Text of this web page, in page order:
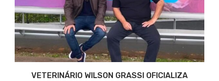
VETERINÁRIO WILSON GRASSI OFICIALIZA